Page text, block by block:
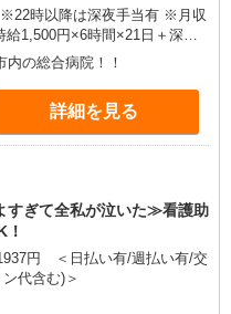
時以降は深夜手当有 ※月収
給1,500円×6時間×21日＋深夜
支給（2㎞以上で支給有） ★
あり） ★WワークもOK
内の総合病院！！
詳細を見る
すぎて全私が泣いた≫看護助
！
円 ＜日払い有/週払い有/交
代含む)＞